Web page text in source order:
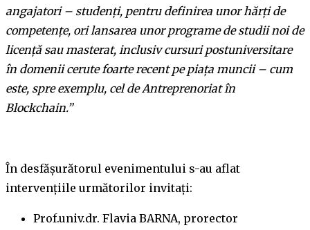
angajatori – studenți, pentru definirea unor hărți de
competențe, ori lansarea unor programe de studii noi de
licență sau masterat, inclusiv cursuri postuniversitare
în domenii cerute foarte recent pe piața muncii – cum
este, spre exemplu, cel de Antreprenoriat în
Blockchain.”
În desfășurătorul evenimentului s-au aflat
intervențiile următorilor invitați:
Prof.univ.dr. Flavia BARNA, prorector